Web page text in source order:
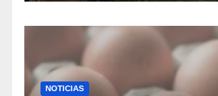
NOTICIAS